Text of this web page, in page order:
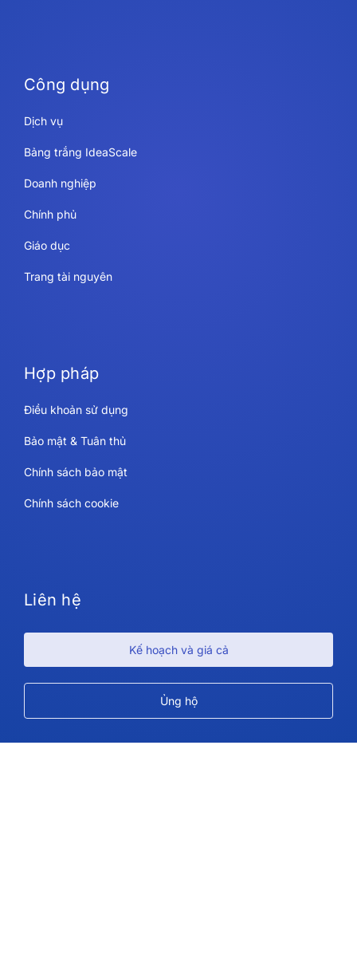
Công dụng
Dịch vụ
Bảng trắng IdeaScale
Doanh nghiệp
Chính phủ
Giáo dục
Trang tài nguyên
Hợp pháp
Điều khoản sử dụng
Bảo mật & Tuân thủ
Chính sách bảo mật
Chính sách cookie
Liên hệ
Kế hoạch và giá cả
Ủng hộ